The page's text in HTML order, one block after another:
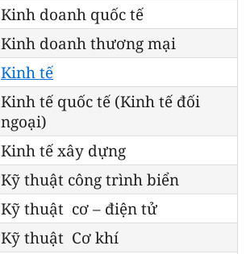
Kinh doanh quốc tế
Kinh doanh thương mại
Kinh tế
Kinh tế quốc tế (Kinh tế đối
ngoại)
Kinh tế xây dựng
Kỹ thuật công trình biển
Kỹ thuật cơ – điện tử
Kỹ thuật Cơ khí